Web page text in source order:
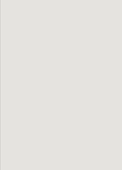
SPÉCIFICATIONS DE LA MOTO